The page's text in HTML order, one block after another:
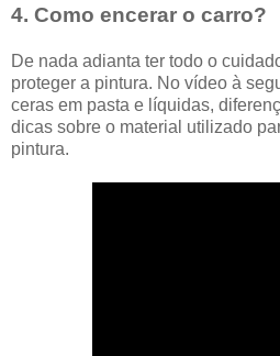
4. Como encerar o carro?
De nada adianta ter todo o
proteger a pintura. No vídeo à
ceras em pasta e líquidas,
dicas sobre o material utilizado
pintura.